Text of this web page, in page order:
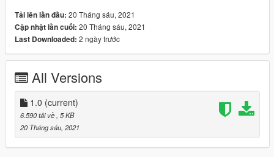
files(drag and drop).
3: Done.
Tải lên lần đầu: 20 Tháng sáu, 2021
Cập nhật lần cuối: 20 Tháng sáu, 2021
Last Downloaded: 2 ngày trước
All Versions
1.0 (current)
6.590 tải về, 5 KB
20 Tháng sáu, 2021